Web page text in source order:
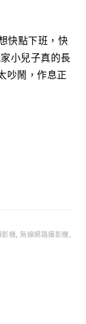
快點下班，快
小兒子真的長
吵鬧，作息正
影機,無線網路攝影機,